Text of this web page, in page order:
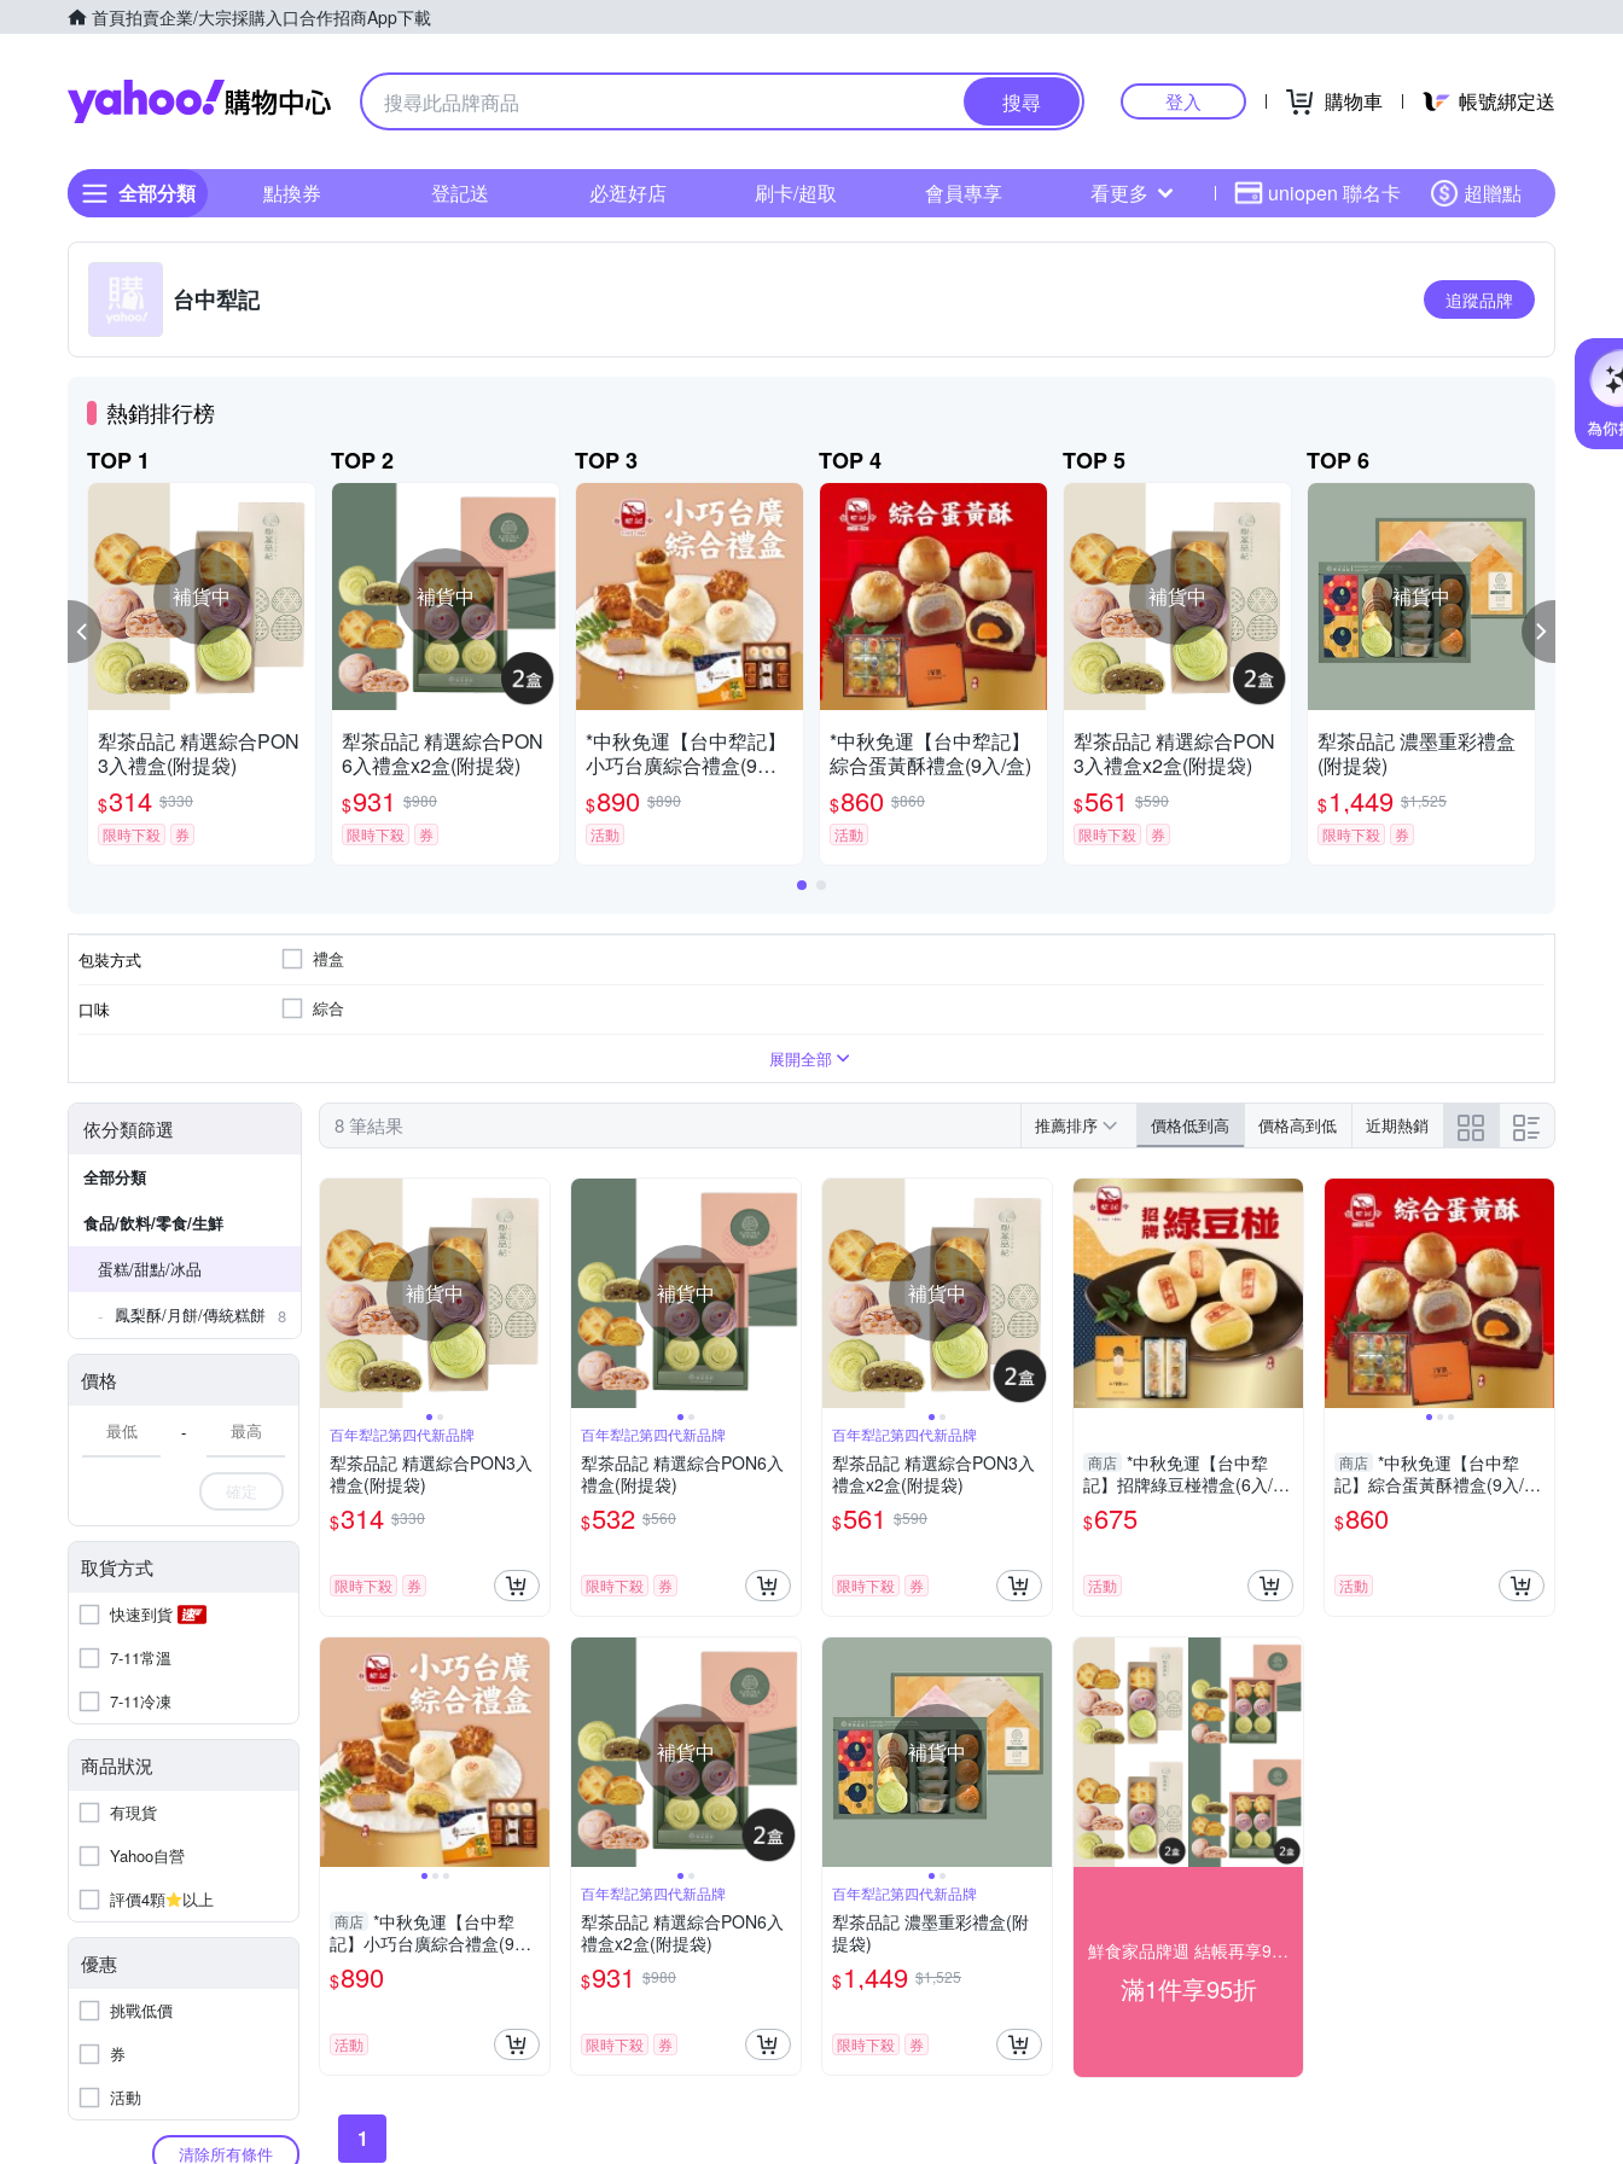
首頁拍賣企業/大宗採購入口合作招商App下載
Yahoo購物中心
搜尋 登入 購物車 帳號綁定送
全部分類 點換券 登記送 必逛好店 刷卡/超取 會員專享 看更多 uniopen 聯名卡 超贈點
台中犁記 追蹤品牌
熱銷排行榜
TOP 1
補貨中
犁茶品記 精選綜合PON
3入禮盒(附提袋)
$314 $330
限時下殺
券
TOP 2
補貨中
犁茶品記 精選綜合PON
6入禮盒x2盒(附提袋)
$931 $980
限時下殺
券
TOP 3
*中秋免運【台中犂記】
小巧台廣綜合禮盒(9入/
盒)
$890 $890
活動
TOP 4
*中秋免運【台中犂記】
綜合蛋黃酥禮盒(9入/盒)
$860 $860
活動
TOP 5
補貨中
犁茶品記 精選綜合PON
3入禮盒x2盒(附提袋)
$561 $590
限時下殺
券
TOP 6
補貨中
犁茶品記 濃墨重彩禮盒
(附提袋)
$1,449 $1,525
限時下殺
券
包裝方式 禮盒
口味 綜合
展開全部
依分類篩選
全部分類
食品/飲料/零食/生鮮
蛋糕/甜點/冰品
鳳梨酥/月餅/傳統糕餅 8
價格
-
確定
取貨方式
快速到貨
7-11常溫
7-11冷凍
商品狀況
有現貨
Yahoo自營
評價4顆
以上
優惠
挑戰低價
券
活動
清除所有條件
8 筆結果 推薦排序 價格低到高 價格高到低 近期熱銷
補貨中
百年犁記第四代新品牌
犁茶品記 精選綜合PON3入
禮盒(附提袋)
$314 $330
限時下殺 券
補貨中
百年犁記第四代新品牌
犁茶品記 精選綜合PON6入
禮盒(附提袋)
$532 $560
限時下殺 券
補貨中
百年犁記第四代新品牌
犁茶品記 精選綜合PON3入
禮盒x2盒(附提袋)
$561 $590
限時下殺 券
商店 *中秋免運【台中犂
記】招牌綠豆椪禮盒(6入/
盒)
$675
活動
商店 *中秋免運【台中犂
記】綜合蛋黃酥禮盒(9入/
盒)
$860
活動
商店 *中秋免運【台中犂
記】小巧台廣綜合禮盒(9入/
盒)
$890
活動
補貨中
百年犁記第四代新品牌
犁茶品記 精選綜合PON6入
禮盒x2盒(附提袋)
$931 $980
限時下殺 券
補貨中
百年犁記第四代新品牌
犁茶品記 濃墨重彩禮盒(附
提袋)
$1,449 $1,525
限時下殺 券
鮮食家品牌週 結帳再享95折 !
滿1件享95折
1